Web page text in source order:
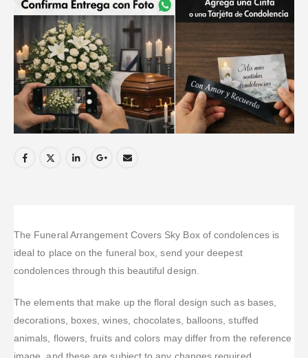
The Funeral Arrangement Covers Sky Box of condolences is
ideal to place on the funeral box, send your deepest
condolences through this beautiful design.
The elements that make up the floral design such as bases,
decorations, boxes, wines, chocolates, balloons, stuffed
animals, flowers, fruits and colors may differ from the reference